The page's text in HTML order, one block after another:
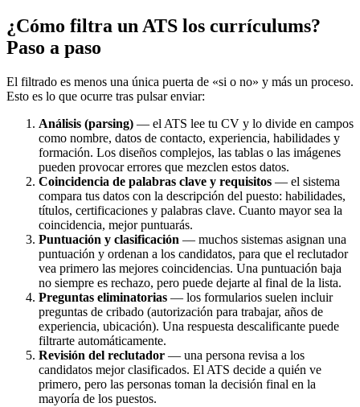
¿Cómo filtra un ATS los currículums?
Paso a paso
El filtrado es menos una única puerta de «si o no» y más un proceso.
Esto es lo que ocurre tras pulsar enviar:
Análisis (parsing) — el ATS lee tu CV y lo divide en campos
como nombre, datos de contacto, experiencia, habilidades y
formación. Los diseños complejos, las tablas o las imágenes
pueden provocar errores que mezclen estos datos.
Coincidencia de palabras clave y requisitos — el sistema
compara tus datos con la descripción del puesto: habilidades,
títulos, certificaciones y palabras clave. Cuanto mayor sea la
coincidencia, mejor puntuarás.
Puntuación y clasificación — muchos sistemas asignan una
puntuación y ordenan a los candidatos, para que el reclutador
vea primero las mejores coincidencias. Una puntuación baja
no siempre es rechazo, pero puede dejarte al final de la lista.
Preguntas eliminatorias — los formularios suelen incluir
preguntas de cribado (autorización para trabajar, años de
experiencia, ubicación). Una respuesta descalificante puede
filtrarte automáticamente.
Revisión del reclutador — una persona revisa a los
candidatos mejor clasificados. El ATS decide a quién ve
primero, pero las personas toman la decisión final en la
mayoría de los puestos.